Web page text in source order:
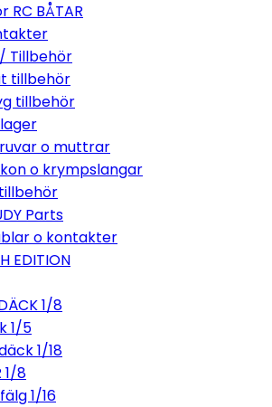
RC BÅTAR
Tillbehör
tillbehör
tillbehör
o muttrar
o krympslangar
Parts
o kontakter
EDITION
1/8
1/5
1/18
1/8
1/16